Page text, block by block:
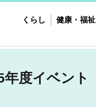
くらし 健康・福祉
年度イベント